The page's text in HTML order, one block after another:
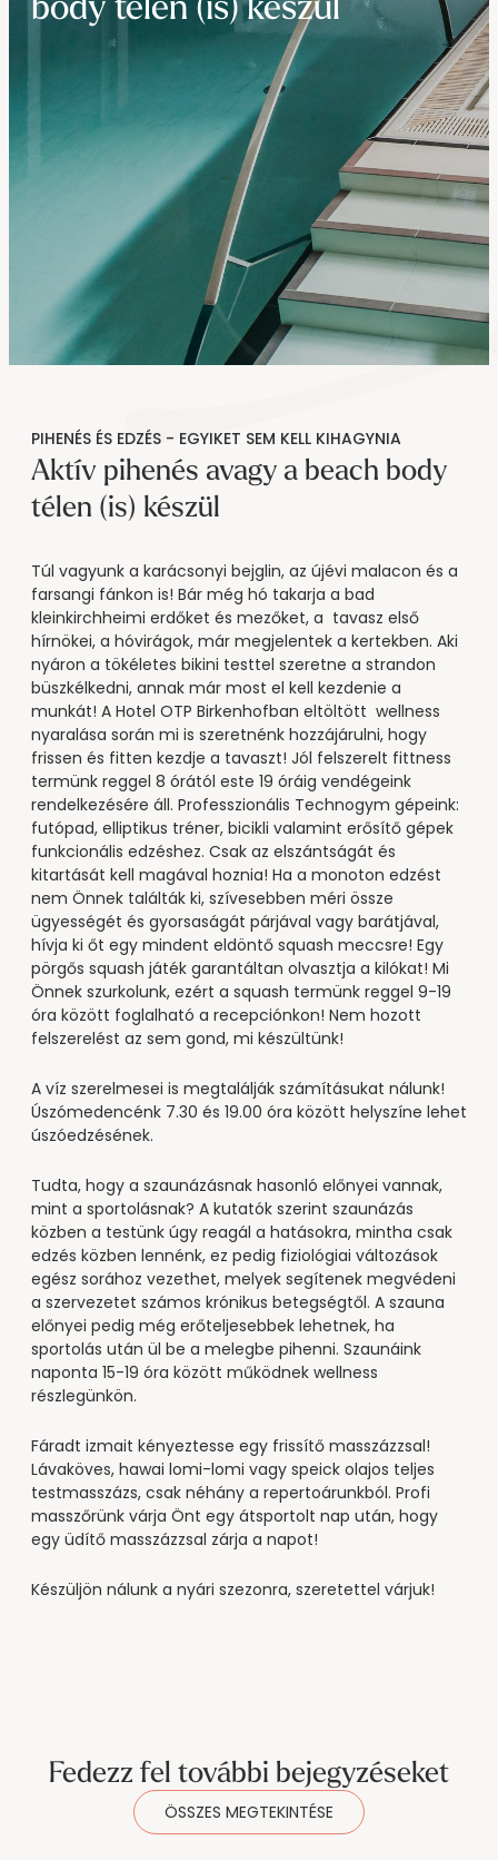
----
----
----
----
--
PIHENÉS ÉS EDZÉS - EGYIKET SEM KELL KIHAGYNIA
Aktív pihenés avagy a beach body
télen (is) készül
Túl vagyunk a karácsonyi bejglin, az újévi malacon és a
farsangi fánkon is! Bár még hó takarja a bad
kleinkirchheimi erdőket és mezőket, a tavasz első
hírnökei, a hóvirágok, már megjelentek a kertekben. Aki
nyáron a tökéletes bikini testtel szeretne a strandon
büszkélkedni, annak már most el kell kezdenie a
munkát! A Hotel OTP Birkenhofban eltöltött wellness
nyaralása során mi is szeretnénk hozzájárulni, hogy
frissen és fitten kezdje a tavaszt! Jól felszerelt fittness
termünk reggel 8 órától este 19 óráig vendégeink
rendelkezésére áll. Professzionális Technogym gépeink:
futópad, elliptikus tréner, bicikli valamint erősítő gépek
funkcionális edzéshez. Csak az elszántságát és
kitartását kell magával hoznia! Ha a monoton edzést
nem Önnek találták ki, szívesebben méri össze
ügyességét és gyorsaságát párjával vagy barátjával,
hívja ki őt egy mindent eldöntő squash meccsre! Egy
pörgős squash játék garantáltan olvasztja a kilókat! Mi
Önnek szurkolunk, ezért a squash termünk reggel 9-19
óra között foglalható a recepciónkon! Nem hozott
felszerelést az sem gond, mi készültünk!
A víz szerelmesei is megtalálják számításukat nálunk!
Úszómedencénk 7.30 és 19.00 óra között helyszíne lehet
úszóedzésének.
Tudta, hogy a szaunázásnak hasonló előnyei vannak,
mint a sportolásnak? A kutatók szerint szaunázás
közben a testünk úgy reagál a hatásokra, mintha csak
edzés közben lennénk, ez pedig fiziológiai változások
egész sorához vezethet, melyek segítenek megvédeni
a szervezetet számos krónikus betegségtől. A szauna
előnyei pedig még erőteljesebbek lehetnek, ha
sportolás után ül be a melegbe pihenni. Szaunáink
naponta 15-19 óra között működnek wellness
részlegünkön.
Fáradt izmait kényeztesse egy frissítő masszázzsal!
Lávaköves, hawai lomi-lomi vagy speick olajos teljes
testmasszázs, csak néhány a repertoárunkból. Profi
masszőrünk várja Önt egy átsportolt nap után, hogy
egy üdítő masszázzsal zárja a napot!
Készüljön nálunk a nyári szezonra, szeretettel várjuk!
Fedezz fel további bejegyzéseket
ÖSSZES MEGTEKINTÉSE